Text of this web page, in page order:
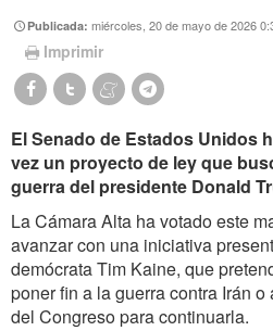
Publicada:miércoles, 20 de mayo de 2026
Imprimir
El Senado de Estados Unidos
vez un proyecto de ley que
guerra del presidente Donald
La Cámara Alta ha votado este
avanzar con una iniciativa
demócrata Tim Kaine, que
poner fin a la guerra contra Irán
del Congreso para continuarla.